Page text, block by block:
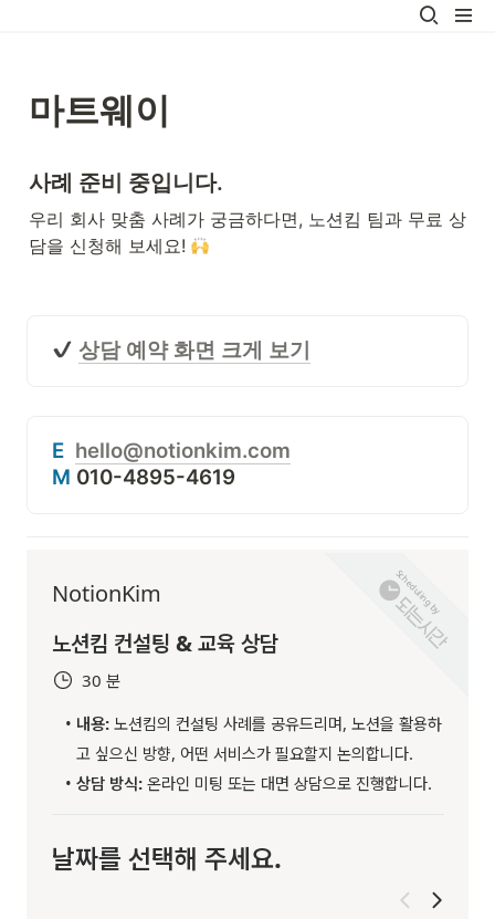
마트웨이
사례 준비 중입니다.
우리 회사 맞춤 사례가 궁금하다면, 노션킴 팀과 무료 상
담을 신청해 보세요!
상담 예약 화면 크게 보기
E hello@notionkim.com
M 010-4895-4619